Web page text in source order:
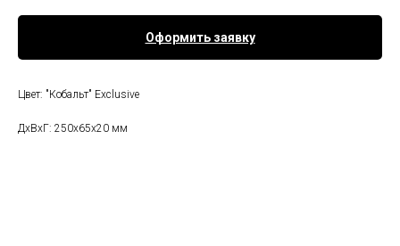
Оформить заявку
Цвет: "Кобальт" Exclusive
ДхВхГ: 250х65х20 мм